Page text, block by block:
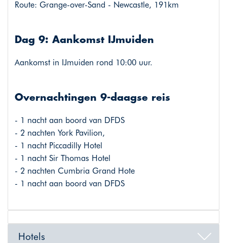
Route: Grange-over-Sand - Newcastle, 191km
Dag 9: Aankomst IJmuiden
Aankomst in IJmuiden rond 10:00 uur.
Overnachtingen 9-daagse reis
- 1 nacht aan boord van DFDS
- 2 nachten York Pavilion,
- 1 nacht Piccadilly Hotel
- 1 nacht Sir Thomas Hotel
- 2 nachten Cumbria Grand Hote
- 1 nacht aan boord van DFDS
Hotels